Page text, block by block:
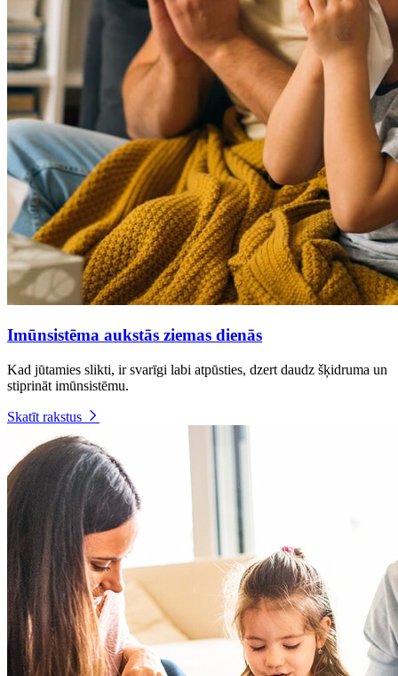
Imūnsistēma aukstās ziemas dienās
Kad jūtamies slikti, ir svarīgi labi atpūsties, dzert daudz šķidruma un
stiprināt imūnsistēmu.
Skatīt rakstus